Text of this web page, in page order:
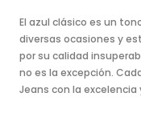
El azul clásico es un
diversas ocasiones y
por su calidad
no es la excepción.
Jeans con la excelencia